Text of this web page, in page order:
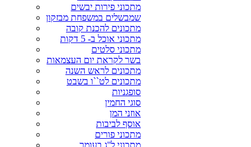
מתכוני פירות יבשים
שמבשלים במשפחת מבזקון
מתכונים להכנת קובה
מתכוני אוכל ב- 5 דקות
מתכוני סלטים
בשר לקראת יום העצמאות
מתכונים לראש השנה
מתכונים לט``ו בשבט
סופגניות
סוגי החמין
אוזני המן
אוסף לביבות
מתכוני פורים